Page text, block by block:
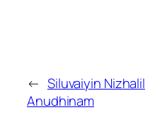
← Siluvaiyin Nizhalil
Anudhinam